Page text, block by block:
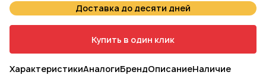
Доставка до десяти дней
Купить в один клик
ХарактеристикиАналогиБрендОписаниеНаличие